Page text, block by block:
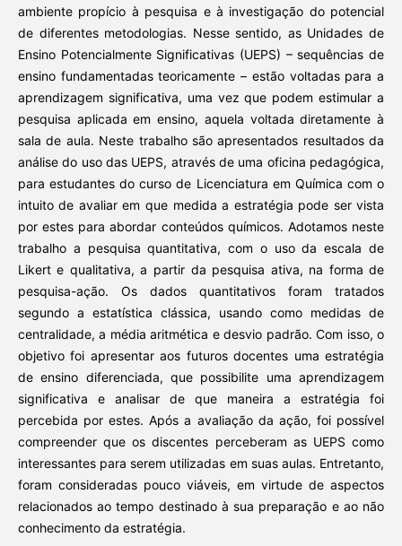
ambiente propício à pesquisa e à investigação do potencial
de diferentes metodologias. Nesse sentido, as Unidades de
Ensino Potencialmente Significativas (UEPS) – sequências de
ensino fundamentadas teoricamente – estão voltadas para a
aprendizagem significativa, uma vez que podem estimular a
pesquisa aplicada em ensino, aquela voltada diretamente à
sala de aula. Neste trabalho são apresentados resultados da
análise do uso das UEPS, através de uma oficina pedagógica,
para estudantes do curso de Licenciatura em Química com o
intuito de avaliar em que medida a estratégia pode ser vista
por estes para abordar conteúdos químicos. Adotamos neste
trabalho a pesquisa quantitativa, com o uso da escala de
Likert e qualitativa, a partir da pesquisa ativa, na forma de
pesquisa-ação. Os dados quantitativos foram tratados
segundo a estatística clássica, usando como medidas de
centralidade, a média aritmética e desvio padrão. Com isso, o
objetivo foi apresentar aos futuros docentes uma estratégia
de ensino diferenciada, que possibilite uma aprendizagem
significativa e analisar de que maneira a estratégia foi
percebida por estes. Após a avaliação da ação, foi possível
compreender que os discentes perceberam as UEPS como
interessantes para serem utilizadas em suas aulas. Entretanto,
foram consideradas pouco viáveis, em virtude de aspectos
relacionados ao tempo destinado à sua preparação e ao não
conhecimento da estratégia.